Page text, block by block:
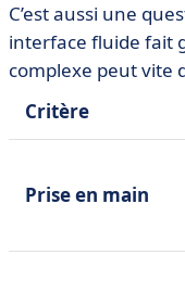
C’est aussi une
interface fluide fait
complexe peut vite
Critère
Prise en main